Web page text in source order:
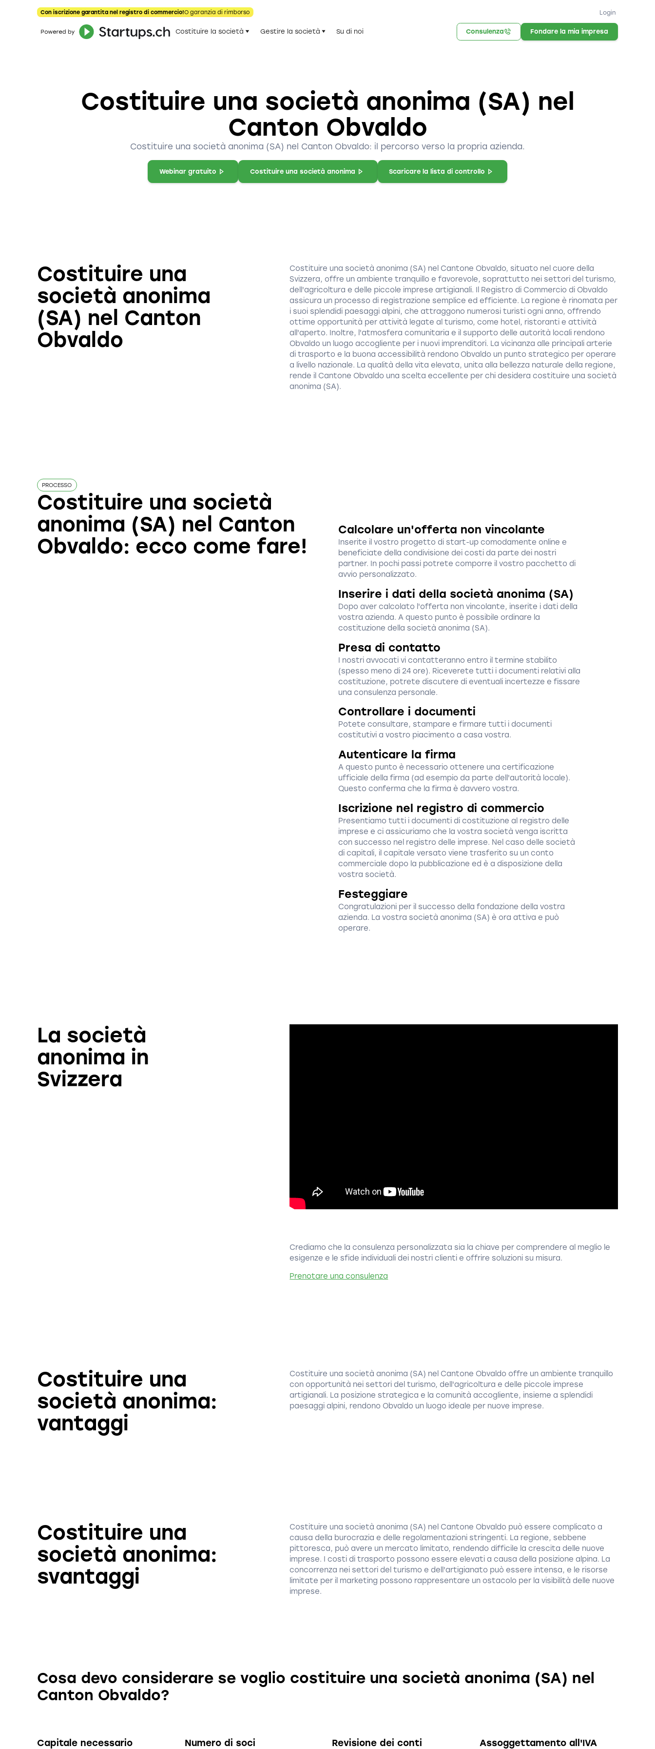
Con iscrizione garantita nel registro di commercio!O garanzia di rimborso Login
Costituire la società Gestire la società Su di noi Consulenza Fondare la mia impresa
Costituire una società anonima (SA) nel
Canton Obvaldo
Costituire una società anonima (SA) nel Canton Obvaldo: il percorso verso la propria azienda.
Webinar gratuito Costituire una società anonima Scaricare la lista di controllo
Costituire una
società anonima
(SA) nel Canton
Obvaldo
Costituire una società anonima (SA) nel Cantone Obvaldo, situato nel cuore della
Svizzera, offre un ambiente tranquillo e favorevole, soprattutto nei settori del turismo,
dell'agricoltura e delle piccole imprese artigianali. Il Registro di Commercio di Obvaldo
assicura un processo di registrazione semplice ed efficiente. La regione è rinomata per
i suoi splendidi paesaggi alpini, che attraggono numerosi turisti ogni anno, offrendo
ottime opportunità per attività legate al turismo, come hotel, ristoranti e attività
all'aperto. Inoltre, l'atmosfera comunitaria e il supporto delle autorità locali rendono
Obvaldo un luogo accogliente per i nuovi imprenditori. La vicinanza alle principali arterie
di trasporto e la buona accessibilità rendono Obvaldo un punto strategico per operare
a livello nazionale. La qualità della vita elevata, unita alla bellezza naturale della regione,
rende il Cantone Obvaldo una scelta eccellente per chi desidera costituire una società
anonima (SA).
PROCESSO
Costituire una società
anonima (SA) nel Canton
Obvaldo: ecco come fare!
Calcolare un'offerta non vincolante
Inserite il vostro progetto di start-up comodamente online e
beneficiate della condivisione dei costi da parte dei nostri
partner. In pochi passi potrete comporre il vostro pacchetto di
avvio personalizzato.
Inserire i dati della società anonima (SA)
Dopo aver calcolato l'offerta non vincolante, inserite i dati della
vostra azienda. A questo punto è possibile ordinare la
costituzione della società anonima (SA).
Presa di contatto
I nostri avvocati vi contatteranno entro il termine stabilito
(spesso meno di 24 ore). Riceverete tutti i documenti relativi alla
costituzione, potrete discutere di eventuali incertezze e fissare
una consulenza personale.
Controllare i documenti
Potete consultare, stampare e firmare tutti i documenti
costitutivi a vostro piacimento a casa vostra.
Autenticare la firma
A questo punto è necessario ottenere una certificazione
ufficiale della firma (ad esempio da parte dell'autorità locale).
Questo conferma che la firma è davvero vostra.
Iscrizione nel registro di commercio
Presentiamo tutti i documenti di costituzione al registro delle
imprese e ci assicuriamo che la vostra società venga iscritta
con successo nel registro delle imprese. Nel caso delle società
di capitali, il capitale versato viene trasferito su un conto
commerciale dopo la pubblicazione ed è a disposizione della
vostra società.
Festeggiare
Congratulazioni per il successo della fondazione della vostra
azienda. La vostra società anonima (SA) è ora attiva e può
operare.
La società
anonima in
Svizzera
Crediamo che la consulenza personalizzata sia la chiave per comprendere al meglio le
esigenze e le sfide individuali dei nostri clienti e offrire soluzioni su misura.
Prenotare una consulenza
Costituire una
società anonima:
vantaggi
Costituire una società anonima (SA) nel Cantone Obvaldo offre un ambiente tranquillo
con opportunità nei settori del turismo, dell'agricoltura e delle piccole imprese
artigianali. La posizione strategica e la comunità accogliente, insieme a splendidi
paesaggi alpini, rendono Obvaldo un luogo ideale per nuove imprese.
Costituire una
società anonima:
svantaggi
Costituire una società anonima (SA) nel Cantone Obvaldo può essere complicato a
causa della burocrazia e delle regolamentazioni stringenti. La regione, sebbene
pittoresca, può avere un mercato limitato, rendendo difficile la crescita delle nuove
imprese. I costi di trasporto possono essere elevati a causa della posizione alpina. La
concorrenza nei settori del turismo e dell'artigianato può essere intensa, e le risorse
limitate per il marketing possono rappresentare un ostacolo per la visibilità delle nuove
imprese.
Cosa devo considerare se voglio costituire una società anonima (SA) nel
Canton Obvaldo?
Capitale necessario Numero di soci Revisione dei conti Assoggettamento all'IVA